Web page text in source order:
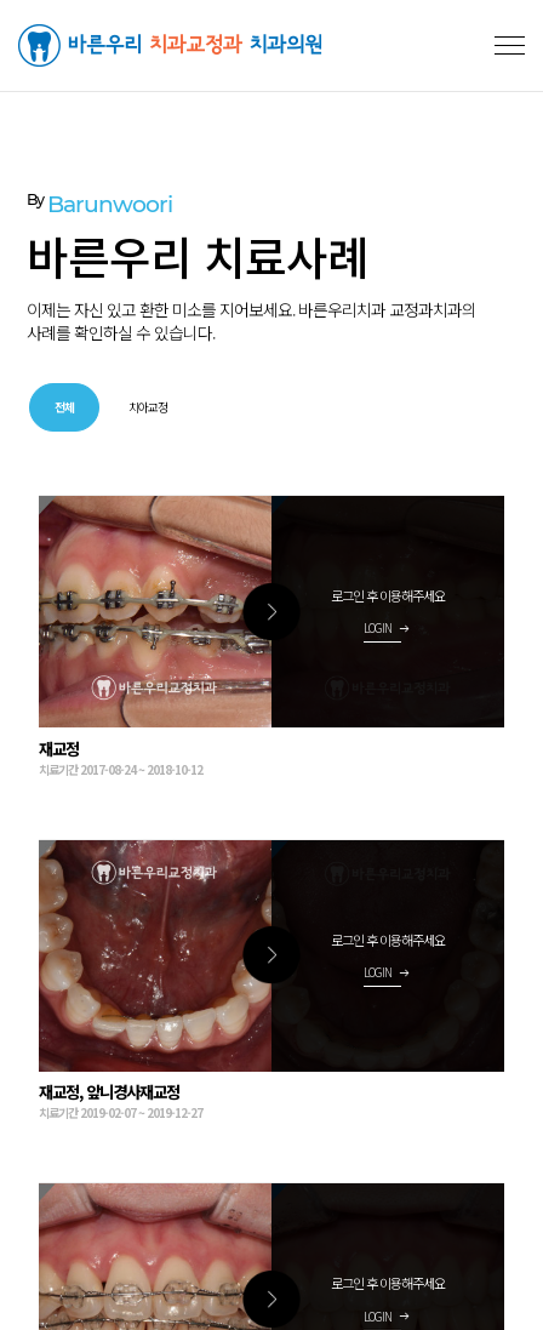
By Barunwoori
바른우리 치료사례
이제는 자신 있고 환한 미소를 지어보세요. 바른우리치과 교정과치과의
사례를 확인하실 수 있습니다.
전체 치아교정
로그인 후 이용해주세요
LOGIN arrow_right_alt
재교정
치료기간 2017-08-24 ~ 2018-10-12
로그인 후 이용해주세요
LOGIN arrow_right_alt
재교정, 앞니경사재교정
치료기간 2019-02-07 ~ 2019-12-27
로그인 후 이용해주세요
LOGIN arrow_right_alt